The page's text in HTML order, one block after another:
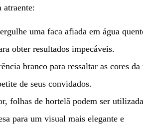
atraente:
uma faca afiada em água
obter resultados impecáveis.
branco para ressaltar as cores da
de seus convidados.
folhas de hortelã podem ser
para um visual mais elegante e